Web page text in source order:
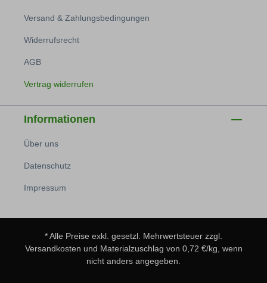
Versand & Zahlungsbedingungen
Widerrufsrecht
AGB
Vertrag widerrufen
Informationen
Über uns
Datenschutz
Impressum
* Alle Preise exkl. gesetzl. Mehrwertsteuer zzgl.
Versandkosten und Materialzuschlag von 0,72 €/kg, wenn
nicht anders angegeben.